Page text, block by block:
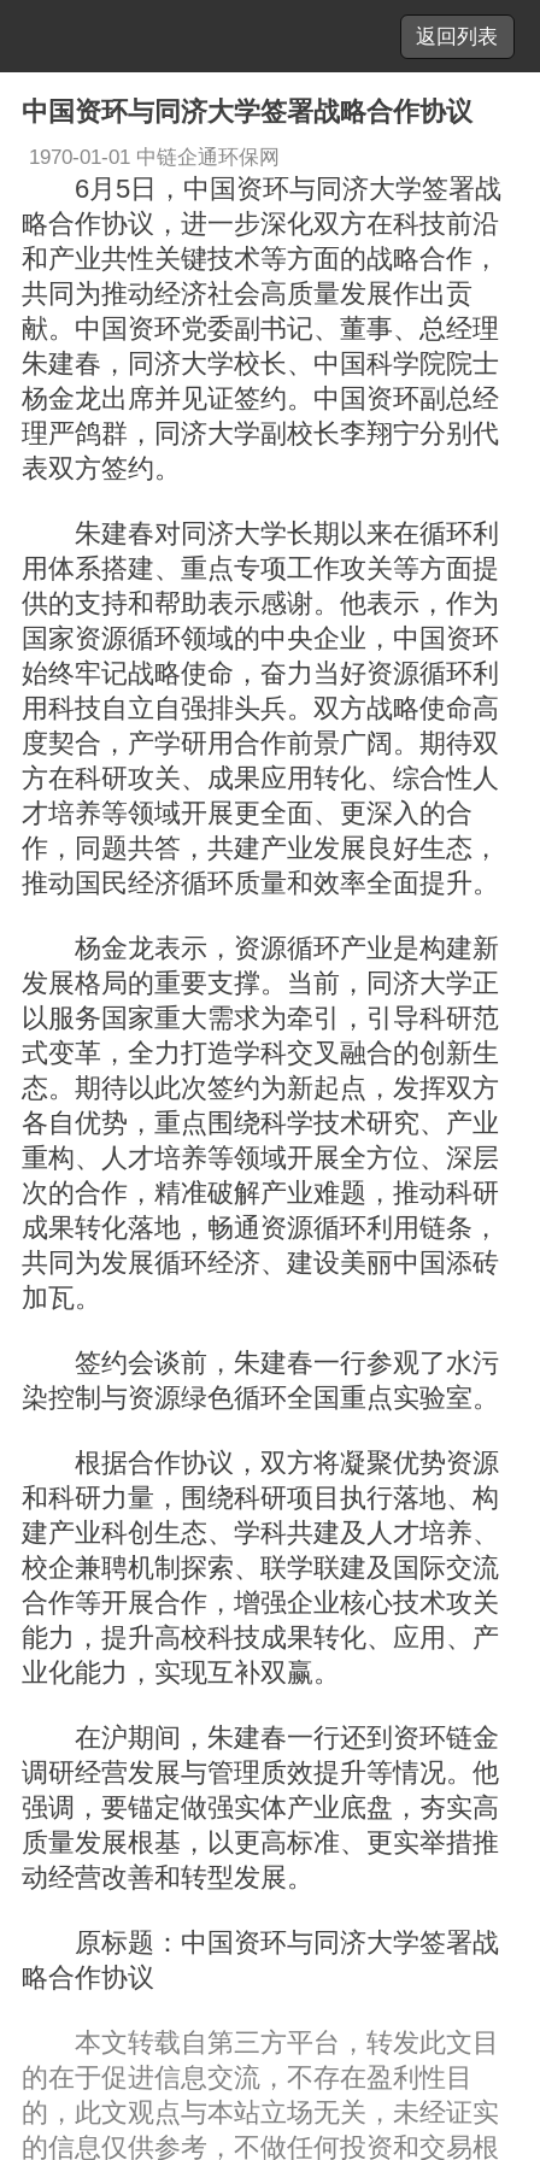
返回列表
中国资环与同济大学签署战略合作协议
1970-01-01 中链企通环保网
6月5日，中国资环与同济大学签署战
略合作协议，进一步深化双方在科技前沿
和产业共性关键技术等方面的战略合作，
共同为推动经济社会高质量发展作出贡
献。中国资环党委副书记、董事、总经理
朱建春，同济大学校长、中国科学院院士
杨金龙出席并见证签约。中国资环副总经
理严鸽群，同济大学副校长李翔宁分别代
表双方签约。
朱建春对同济大学长期以来在循环利
用体系搭建、重点专项工作攻关等方面提
供的支持和帮助表示感谢。他表示，作为
国家资源循环领域的中央企业，中国资环
始终牢记战略使命，奋力当好资源循环利
用科技自立自强排头兵。双方战略使命高
度契合，产学研用合作前景广阔。期待双
方在科研攻关、成果应用转化、综合性人
才培养等领域开展更全面、更深入的合
作，同题共答，共建产业发展良好生态，
推动国民经济循环质量和效率全面提升。
杨金龙表示，资源循环产业是构建新
发展格局的重要支撑。当前，同济大学正
以服务国家重大需求为牵引，引导科研范
式变革，全力打造学科交叉融合的创新生
态。期待以此次签约为新起点，发挥双方
各自优势，重点围绕科学技术研究、产业
重构、人才培养等领域开展全方位、深层
次的合作，精准破解产业难题，推动科研
成果转化落地，畅通资源循环利用链条，
共同为发展循环经济、建设美丽中国添砖
加瓦。
签约会谈前，朱建春一行参观了水污
染控制与资源绿色循环全国重点实验室。
根据合作协议，双方将凝聚优势资源
和科研力量，围绕科研项目执行落地、构
建产业科创生态、学科共建及人才培养、
校企兼聘机制探索、联学联建及国际交流
合作等开展合作，增强企业核心技术攻关
能力，提升高校科技成果转化、应用、产
业化能力，实现互补双赢。
在沪期间，朱建春一行还到资环链金
调研经营发展与管理质效提升等情况。他
强调，要锚定做强实体产业底盘，夯实高
质量发展根基，以更高标准、更实举措推
动经营改善和转型发展。
原标题：中国资环与同济大学签署战
略合作协议
本文转载自第三方平台，转发此文目
的在于促进信息交流，不存在盈利性目
的，此文观点与本站立场无关，未经证实
的信息仅供参考，不做任何投资和交易根